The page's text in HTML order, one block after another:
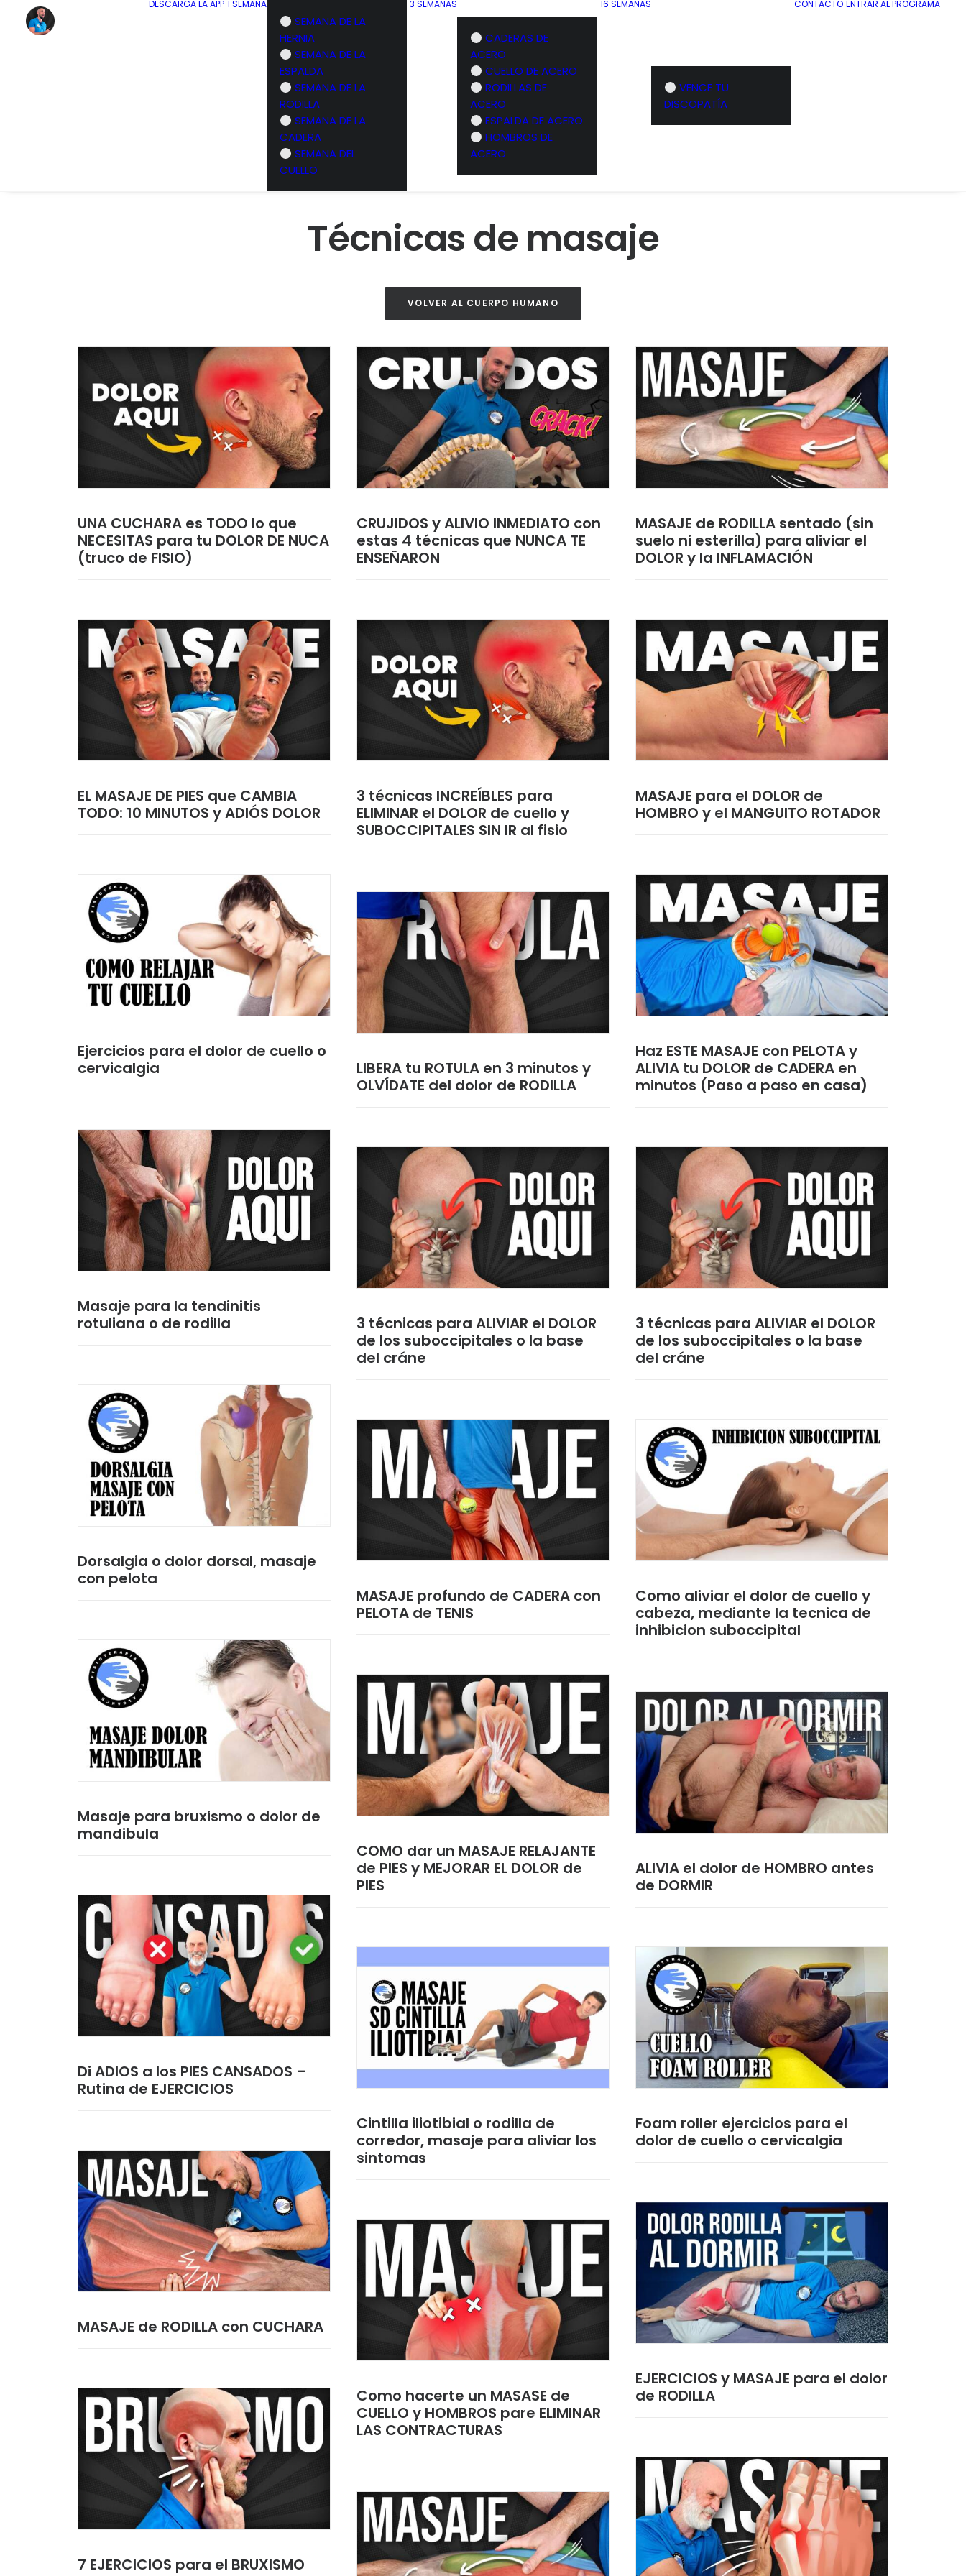
DESCARGA LA APP 1 SEMANA
SEMANA DE LA
HERNIA
SEMANA DE LA
ESPALDA
SEMANA DE LA
RODILLA
SEMANA DE LA
CADERA
SEMANA DEL
CUELLO
3 SEMANAS
CADERAS DE
ACERO
CUELLO DE ACERO
RODILLAS DE
ACERO
ESPALDA DE ACERO
HOMBROS DE
ACERO
16 SEMANAS
VENCE TU
DISCOPATÍA
CONTACTO ENTRAR AL PROGRAMA
Técnicas de masaje
VOLVER AL CUERPO HUMANO
UNA CUCHARA es TODO lo que
NECESITAS para tu DOLOR DE NUCA
(truco de FISIO)
CRUJIDOS y ALIVIO INMEDIATO con
estas 4 técnicas que NUNCA TE
ENSEÑARON
MASAJE de RODILLA sentado (sin
suelo ni esterilla) para aliviar el
DOLOR y la INFLAMACIÓN
EL MASAJE DE PIES que CAMBIA
TODO: 10 MINUTOS y ADIÓS DOLOR
3 técnicas INCREÍBLES para
ELIMINAR el DOLOR de cuello y
SUBOCCIPITALES SIN IR al fisio
MASAJE para el DOLOR de
HOMBRO y el MANGUITO ROTADOR
Ejercicios para el dolor de cuello o
cervicalgia
Haz ESTE MASAJE con PELOTA y
ALIVIA tu DOLOR de CADERA en
minutos (Paso a paso en casa)
LIBERA tu ROTULA en 3 minutos y
OLVÍDATE del dolor de RODILLA
Masaje para la tendinitis
rotuliana o de rodilla
3 técnicas para ALIVIAR el DOLOR
de los suboccipitales o la base
del cráne
3 técnicas para ALIVIAR el DOLOR
de los suboccipitales o la base
del cráne
Dorsalgia o dolor dorsal, masaje
con pelota
MASAJE profundo de CADERA con
PELOTA de TENIS
Como aliviar el dolor de cuello y
cabeza, mediante la tecnica de
inhibicion suboccipital
Masaje para bruxismo o dolor de
mandibula
COMO dar un MASAJE RELAJANTE
de PIES y MEJORAR EL DOLOR de
PIES
ALIVIA el dolor de HOMBRO antes
de DORMIR
Di ADIOS a los PIES CANSADOS –
Rutina de EJERCICIOS
Cintilla iliotibial o rodilla de
corredor, masaje para aliviar los
sintomas
Foam roller ejercicios para el
dolor de cuello o cervicalgia
MASAJE de RODILLA con CUCHARA
EJERCICIOS y MASAJE para el dolor
de RODILLA
Como hacerte un MASASE de
CUELLO y HOMBROS pare ELIMINAR
LAS CONTRACTURAS
7 EJERCICIOS para el BRUXISMO